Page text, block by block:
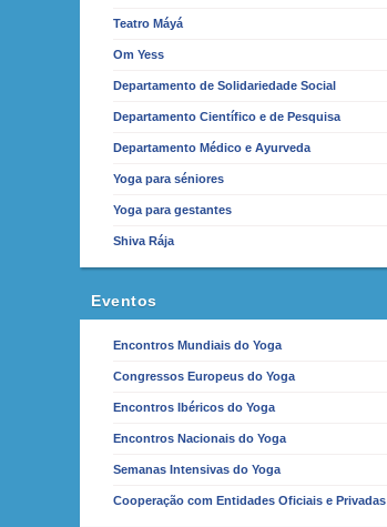
Teatro Máyá
Om Yess
Departamento de Solidariedade Social
Departamento Científico e de Pesquisa
Departamento Médico e Ayurveda
Yoga para séniores
Yoga para gestantes
Shiva Rája
Eventos
Encontros Mundiais do Yoga
Congressos Europeus do Yoga
Encontros Ibéricos do Yoga
Encontros Nacionais do Yoga
Semanas Intensivas do Yoga
Cooperação com Entidades Oficiais e Privadas